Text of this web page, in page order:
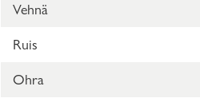
Vehnä
Ruis
Ohra